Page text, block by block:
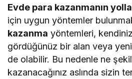
Evde para kazanmanın
için uygun yöntemler
kazanma yöntemleri,
gördüğünüz bir alan veya
de olabilir. Bu nedenle ne
kazanacağınız aslında sizin